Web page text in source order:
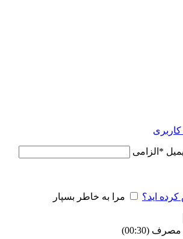
* الزامی
اید؟ مرا به خاطر بسپار
مصرف (00:
30
)